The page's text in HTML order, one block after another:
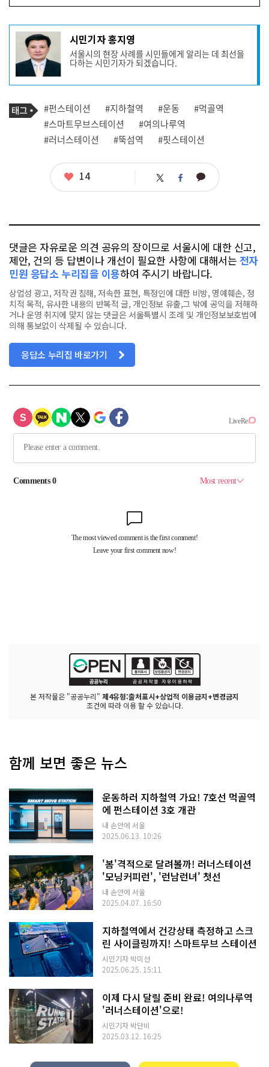
기
성
자
프
필
시민기자 홍지영
서울시의 현장 사례를 시민들에게 알리는 데 최선을
다하는 시민기자가 되겠습니다.
기
사
관
련
태
태
그
#펀스테이션 #지하철역 #운동
#먹골역
#스마트무브스테이션
#여의나루역
#러너스테이션
#뚝섬역 #핏스테이션
좋
14 트 페 카
댓글은 자유로운 의견 공유의 장이므로 서울시에 대한 신고,
제안, 건의 등 답변이나 개선이 필요한 사항에 대해서는 전자
민원 응답소 누리집을 이용하여 주시기 바랍니다.
상업성 광고, 저작권 침해, 저속한 표현, 특정인에 대한 비방, 명예훼손, 정
치적 목적, 유사한 내용의 반복적 글, 개인정보 유출,그 밖에 공익을 저해하
거나 운영 취지에 맞지 않는 댓글은 서울특별시 조례 및 개인정보보호법에
의해 통보없이 삭제될 수 있습니다.
응답소 누리집 바로가기
본 저작물은 "공공누리" 제4유형:출처표시+상업적 이용금지+변경금지
조건에 따라 이용 할 수 있습니다.
함께 보면 좋은 뉴스
운동하러 지하철역 가요! 7호선 먹골역
에 펀스테이션 3호 개관
내 손안에 서울
2025.06.13. 10:26
'봄'격적으로 달려볼까! 러너스테이션
'모닝커피런', '런남런녀' 첫선
내 손안에 서울
2025.04.07. 16:50
지하철역에서 건강상태 측정하고 스크
린 사이클링까지! 스마트무브 스테이션
시민기자 박미선
2025.06.25. 15:11
이제 다시 달릴 준비 완료! 여의나루역
'러너스테이션'으로!
시민기자 박단비
2025.03.12. 16:25